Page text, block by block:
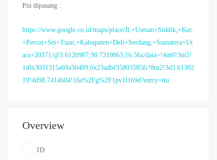
Pin dipasang :
https://www.google.co.id/maps/place/Jl.+Usman+Siddik,+Kec.
+Percut+Sei+Tuan,+Kabupaten+Deli+Serdang,+Sumatera+Ut
ara+20371/@3.6120987,98.7319863,16.56z/data=!4m6!3m5!
1s0x3031315a69a50409:0x23adbf35803585fc!8m2!3d3.61302
19!4d98.7414604!16s%2Fg%2F1pv1l1b9d?entry=ttu
Overview
ID